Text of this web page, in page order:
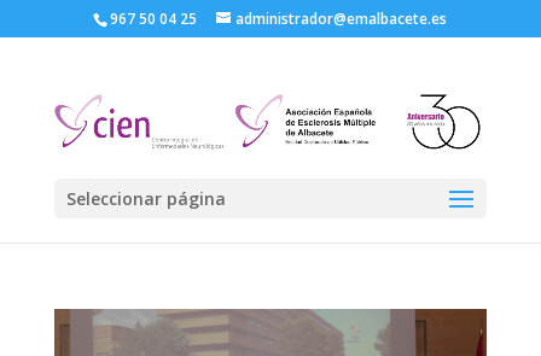
967 50 04 25 administrador@emalbacete.es
Seleccionar página